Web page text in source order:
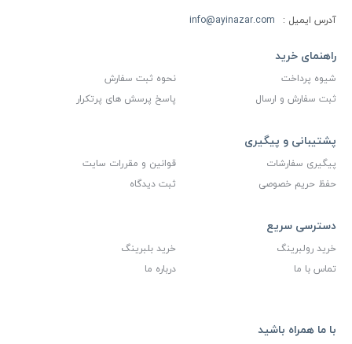
آدرس ایمیل : info@ayinazar.com
راهنمای خرید
شیوه پرداخت
نحوه ثبت سفارش
ثبت سفارش و ارسال
پاسخ پرسش های پرتکرار
پشتیبانی و پیگیری
پیگیری سفارشات
قوانین و مقررات سایت
حفظ حریم خصوصی
ثبت دیدگاه
دسترسی سریع
خرید رولبرینگ
خرید بلبرینگ
تماس با ما
درباره ما
با ما همراه باشید